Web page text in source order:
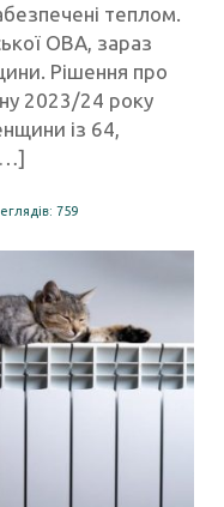
теплом.
ОВА, зараз
Рішення про
2023/24 року
із 64,
759